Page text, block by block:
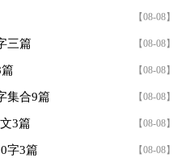
【08-08】
三篇 【08-08】
【08-08】
集合9篇 【08-08】
3篇 【08-08】
字3篇 【08-08】